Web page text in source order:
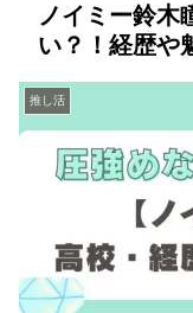
ノイミー鈴木
い？！経歴や
推し活